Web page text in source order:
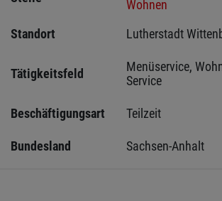
Wohnen
Standort
Lutherstadt
Tätigkeitsfeld
Menüservice,
Service
Beschäftigungsart Teilzeit
Bundesland Sachsen-Anhalt